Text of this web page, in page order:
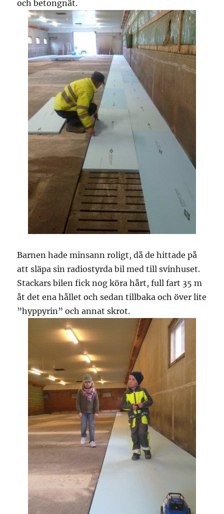
och betongnät.
Barnen hade minsann roligt, då de hittade på
att släpa sin radiostyrda bil med till svinhuset.
Stackars bilen fick nog köra hårt, full fart 35 m
åt det ena hållet och sedan tillbaka och över lite
”hyppyrin” och annat skrot.